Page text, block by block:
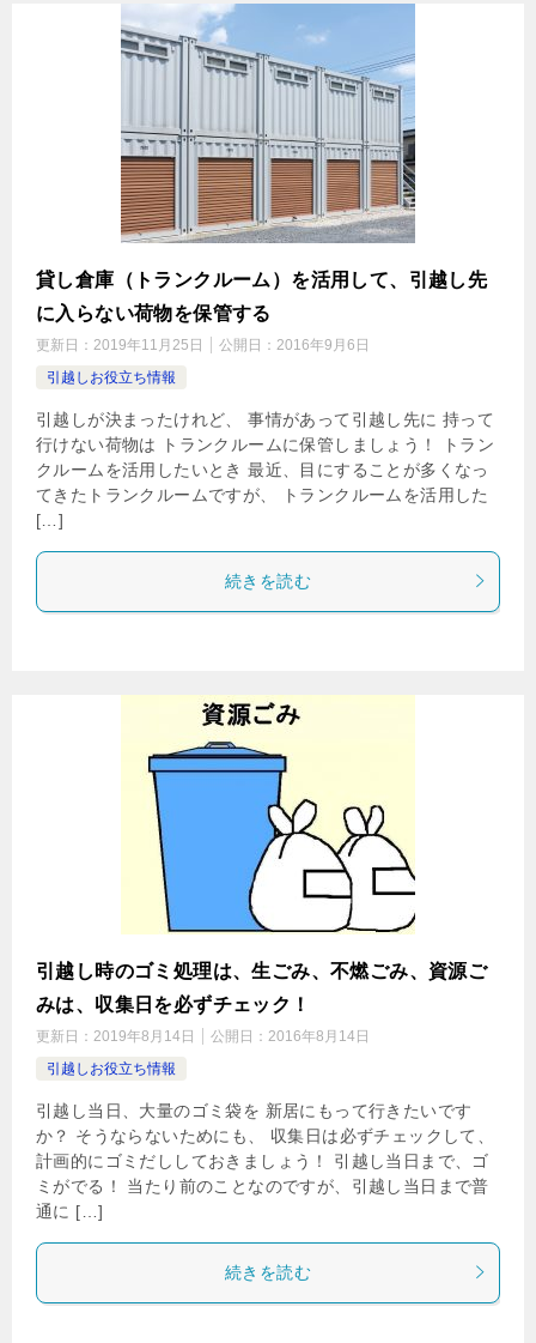
貸し倉庫（トランクルーム）を活用して、引越し先
に入らない荷物を保管する
更新日： 2019年11月25日 公開日： 2016年9月6日
引越しお役立ち情報
引越しが決まったけれど、 事情があって引越し先に 持って
行けない荷物は トランクルームに保管しましょう！ トラン
クルームを活用したいとき 最近、目にすることが多くなっ
てきたトランクルームですが、 トランクルームを活用した
[…]
続きを読む
引越し時のゴミ処理は、生ごみ、不燃ごみ、資源ご
みは、収集日を必ずチェック！
更新日： 2019年8月14日 公開日： 2016年8月14日
引越しお役立ち情報
引越し当日、大量のゴミ袋を 新居にもって行きたいです
か？ そうならないためにも、 収集日は必ずチェックして、
計画的にゴミだししておきましょう！ 引越し当日まで、ゴ
ミがでる！ 当たり前のことなのですが、引越し当日まで普
通に […]
続きを読む